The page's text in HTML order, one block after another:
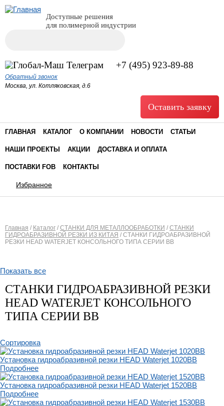
Доступные решения
для полимерной индустрии
+7 (495) 923-89-88
Обратный звонок
Москва, ул. Котляковская, д.6
Оставить заявку
ГЛАВНАЯ КАТАЛОГ О КОМПАНИИ НОВОСТИ СТАТЬИ
НАШИ ПРОЕКТЫ АКЦИИ ДОСТАВКА И ОПЛАТА
ПОСТАВКИ FOB КОНТАКТЫ
Избранное
Вы здесь
Главная / Каталог / СТАНКИ ДЛЯ МЕТАЛЛООБРАБОТКИ / СТАНКИ
ГИДРОАБРАЗИВНОЙ РЕЗКИ ИЗ КИТАЯ / СТАНКИ ГИДРОАБРАЗИВНОЙ
РЕЗКИ HEAD WATERJET КОНСОЛЬНОГО ТИПА СЕРИИ BB
Показать все
СТАНКИ ГИДРОАБРАЗИВНОЙ РЕЗКИ
HEAD WATERJET КОНСОЛЬНОГО
ТИПА СЕРИИ BB
Сортировка
Установка гидроабразивной резки HEAD Waterjet 1020BB
Подробнее
Установка гидроабразивной резки HEAD Waterjet 1520BB
Подробнее